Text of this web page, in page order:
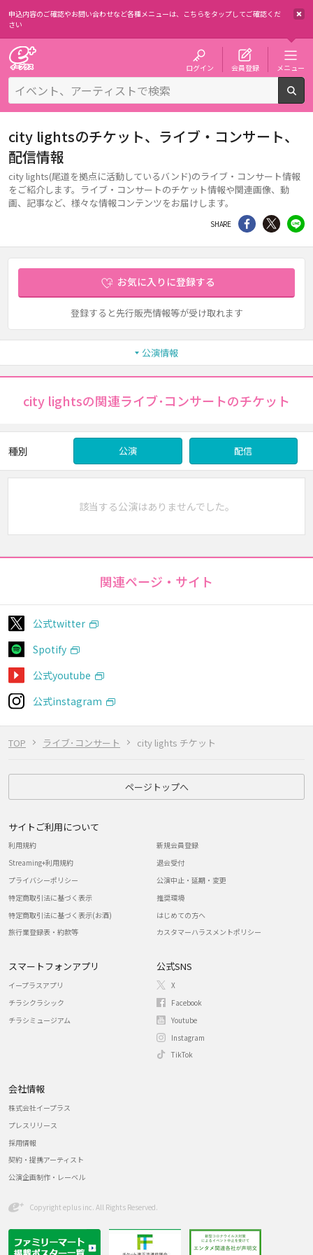
申込内容のご確認やお問い合わせなど各種メニューは、 こちらをタップしてご確認くだ
さい
ログイン 会員登録 メニュー
TOP ライブ･コンサート city lights チケット
city lightsのチケット、ライブ・コンサート、
配信情報
city lights(尾道を拠点に活動しているバンド)のライブ・コンサート情報
をご紹介します。ライブ・コンサートのチケット情報や関連画像、動
画、記事など、様々な情報コンテンツをお届けします。
SHARE シェア Twitter
お気に入りに登録する
登録すると先行販売情報等が受け取れます
公演情報
city lightsの関連ライブ･コンサートのチケット
種別 公演 配信
該当する公演はありませんでした。
関連ページ・サイト
公式twitter
Spotify
公式youtube
公式instagram
ページトップへ
サイトご利用について
利用規約
Streaming+利用規約
プライバシーポリシー
特定商取引法に基づく表示
特定商取引法に基づく表示(お酒)
旅行業登録表・約款等
新規会員登録
退会受付
公演中止・延期・変更
推奨環境
はじめての方へ
カスタマーハラスメントポリシー
スマートフォンアプリ
イープラスアプリ
チラシクラシック
チラシミュージアム
公式SNS
X
Facebook
Youtube
Instagram
TikTok
会社情報
株式会社イープラス
プレスリリース
採用情報
契約・提携アーティスト
公演企画制作・レーベル
Copyright eplus inc. All Rights Reserved.